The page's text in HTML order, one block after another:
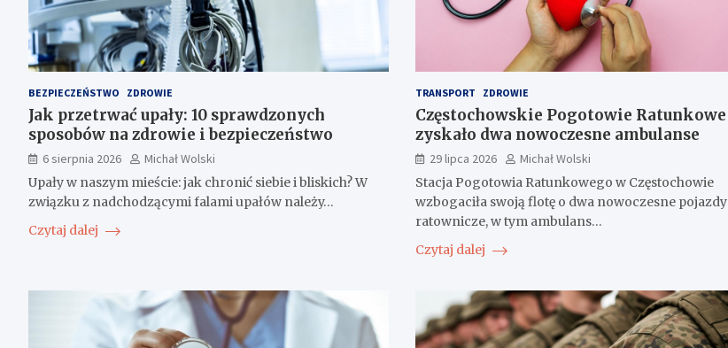
BEZPIECZEŃSTWO ZDROWIE
Jak przetrwać upały: 10 sprawdzonych
sposobów na zdrowie i bezpieczeństwo
6 sierpnia 2026
Michał Wolski
Upały w naszym mieście: jak chronić siebie i bliskich? W
związku z nadchodzącymi falami upałów należy…
Czytaj dalej
TRANSPORT ZDROWIE
Częstochowskie Pogotowie Ratunkowe
zyskało dwa nowoczesne ambulanse
29 lipca 2026
Michał Wolski
Stacja Pogotowia Ratunkowego w Częstochowie
wzbogaciła swoją flotę o dwa nowoczesne pojazdy
ratownicze, w tym ambulans…
Czytaj dalej